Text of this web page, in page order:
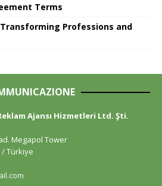
Terms
Professions and
Ajansı Hizmetleri Ltd. Şti.
Megapol Tower
/ Türkiye